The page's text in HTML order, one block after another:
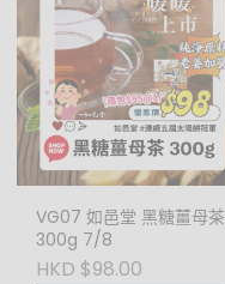
VG07 如邑堂 黑糖薑母茶
300g 7/8
HKD $98.00